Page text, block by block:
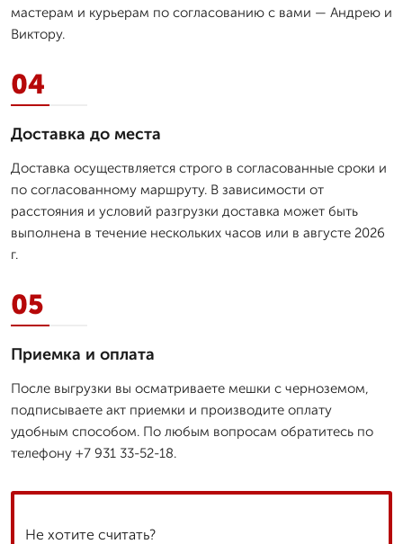
мастерам и курьерам по согласованию с вами — Андрею и
Виктору.
04
Доставка до места
Доставка осуществляется строго в согласованные сроки и
по согласованному маршруту. В зависимости от
расстояния и условий разгрузки доставка может быть
выполнена в течение нескольких часов или в августе 2026
г.
05
Приемка и оплата
После выгрузки вы осматриваете мешки с черноземом,
подписываете акт приемки и производите оплату
удобным способом. По любым вопросам обратитесь по
телефону +7 931 33-52-18.
Не хотите считать?